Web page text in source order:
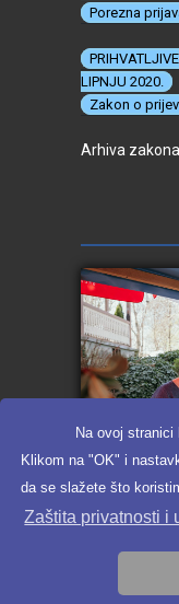
Na ovoj stranici
Klikom na "OK" i
da se slažete što
Zaštita privatnosti i
Porezna
LIPNJU 2020.
Zakon o
Arhiva
Pikant